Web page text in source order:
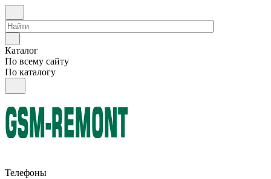
Каталог
По всему сайту
По каталогу
Телефоны